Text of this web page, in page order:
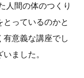
人間の体のつくり
っているのかと
有意義な講座でし
いました。